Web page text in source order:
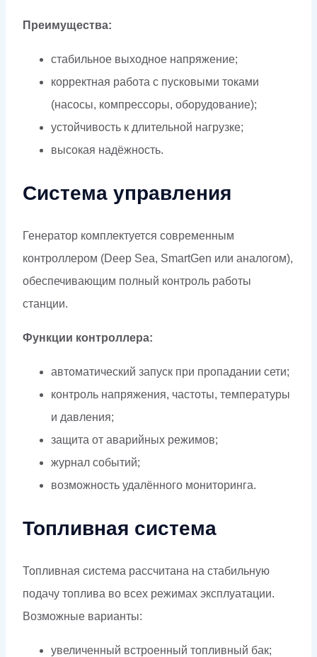
Преимущества:
стабильное выходное напряжение;
корректная работа с пусковыми токами
(насосы, компрессоры, оборудование);
устойчивость к длительной нагрузке;
высокая надёжность.
Система управления
Генератор комплектуется современным
контроллером (Deep Sea, SmartGen или аналогом),
обеспечивающим полный контроль работы
станции.
Функции контроллера:
автоматический запуск при пропадании сети;
контроль напряжения, частоты, температуры
и давления;
защита от аварийных режимов;
журнал событий;
возможность удалённого мониторинга.
Топливная система
Топливная система рассчитана на стабильную
подачу топлива во всех режимах эксплуатации.
Возможные варианты:
увеличенный встроенный топливный бак;